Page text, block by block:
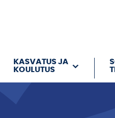
KASVATUS JA
KOULUTUS